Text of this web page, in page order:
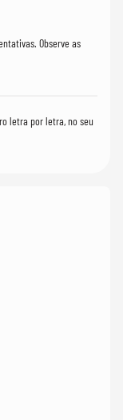
Observe as
letra por letra, no seu